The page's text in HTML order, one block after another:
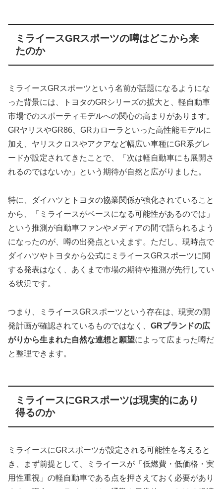
ミライースGRスポーツの噂はどこから来
たのか
ミライースGRスポーツという名前が話題になるようにな
った背景には、トヨタのGRシリーズの拡大と、軽自動車
市場でのスポーティモデルへの関心の高まりがあります。
GRヤリスやGR86、GRカローラといった高性能モデルに
加え、ヤリスクロスやアクアなど幅広い車種にGR系グレ
ードが設定されてきたことで、「次は軽自動車にも展開さ
れるのではないか」という期待が自然と広がりました。
特に、ダイハツとトヨタの協業関係が強化されていること
から、「ミライースがベースになる可能性があるのでは」
という推測が自動車ファンやメディアの間で語られるよう
になったのが、噂の出発点といえます。ただし、現時点で
ダイハツやトヨタから公式にミライースGRスポーツに関
する発表はなく、あくまで市場の期待や推測が先行してい
る状況です。
つまり、ミライースGRスポーツという存在は、現実の開
発計画が確認されているものではなく、 GRブランドの広
がりから生まれた自然な連想と願望によって広まった噂だ
と整理できます。
ミライースにGRスポーツは現実的にあり
得るのか
ミライースにGRスポーツが設定される可能性を考えると
き、まず前提として、ミライースが「低燃費・低価格・実
用性重視」の軽自動車である点を押さえておく必要があり